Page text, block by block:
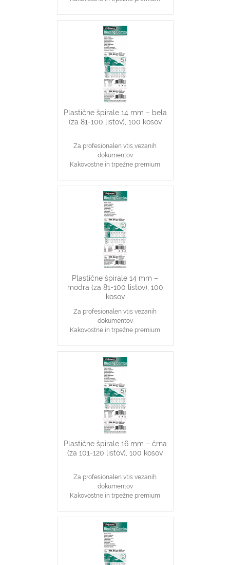
Najpopularnjši, ekonomičen in
vsestranski našin vezave dokumentov
14 mm špirale primerne za vezavo 81-
100 stranskih dokumentov
Primerno za katerikoli aparat za
plastične špirale na 21 lukenj, ki veže
do 100 listov
Plastične špirale 14 mm – bela
(za 81-100 listov), 100 kosov
Za profesionalen vtis vezanih
dokumentov
Kakovostne in trpežne premium
Najpopularnjši, ekonomičen in
vsestranski našin vezave dokumentov
14 mm špirale primerne za vezavo 81-
100 stranskih dokumentov
Primerno za katerikoli aparat za
plastične špirale na 21 lukenj, ki veže
do 100 listov
Plastične špirale 14 mm –
modra (za 81-100 listov), 100
kosov
Za profesionalen vtis vezanih
dokumentov
Kakovostne in trpežne premium
Najpopularnjši, ekonomičen in
vsestranski našin vezave dokumentov
14 mm špirale primerne za vezavo 81-
100 stranskih dokumentov
Primerno za katerikoli aparat za
plastične špirale na 21 lukenj, ki veže
do 100 listov
Plastične špirale 16 mm – črna
(za 101-120 listov), 100 kosov
Za profesionalen vtis vezanih
dokumentov
Kakovostne in trpežne premium
Najpopularnjši, ekonomičen in
vsestranski našin vezave dokumentov
16 mm špirale primerne za vezavo
101-120 stranskih dokumentov
Primerno za katerikoli aparat za
plastične špirale na 21 lukenj, ki veže